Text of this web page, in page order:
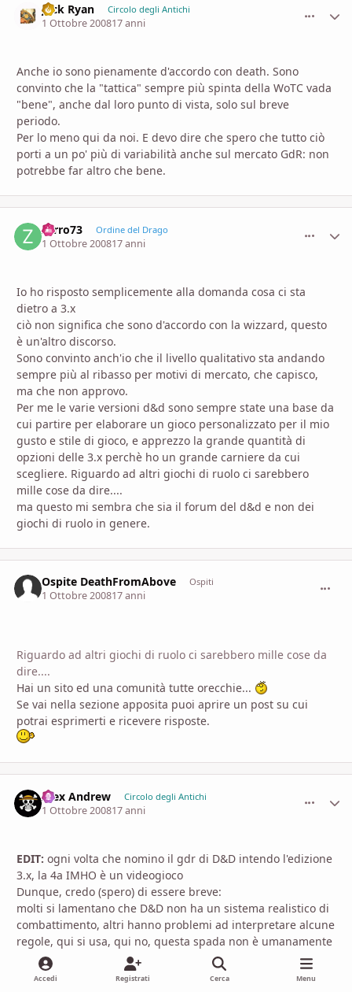
Jack Ryan Circolo degli Antichi
1 Ottobre 200817 anni
Anche io sono pienamente d'accordo con death. Sono
convinto che la "tattica" sempre più spinta della WoTC vada
"bene", anche dal loro punto di vista, solo sul breve
periodo.
Per lo meno qui da noi. E devo dire che spero che tutto ciò
porti a un po' più di variabilità anche sul mercato GdR: non
potrebbe far altro che bene.
zarro73 Ordine del Drago
1 Ottobre 200817 anni
Io ho risposto semplicemente alla domanda cosa ci sta
dietro a 3.x
ciò non significa che sono d'accordo con la wizzard, questo
è un'altro discorso.
Sono convinto anch'io che il livello qualitativo sta andando
sempre più al ribasso per motivi di mercato, che capisco,
ma che non approvo.
Per me le varie versioni d&d sono sempre state una base da
cui partire per elaborare un gioco personalizzato per il mio
gusto e stile di gioco, e apprezzo la grande quantità di
opzioni delle 3.x perchè ho un grande carniere da cui
scegliere. Riguardo ad altri giochi di ruolo ci sarebbero
mille cose da dire....
ma questo mi sembra che sia il forum del d&d e non dei
giochi di ruolo in genere.
Ospite DeathFromAbove Ospiti
1 Ottobre 200817 anni
Riguardo ad altri giochi di ruolo ci sarebbero mille cose da
dire....
Hai un sito ed una comunità tutte orecchie...
Se vai nella sezione apposita puoi aprire un post su cui
potrai esprimerti e ricevere risposte.
Alex Andrew Circolo degli Antichi
1 Ottobre 200817 anni
EDIT: ogni volta che nomino il gdr di D&D intendo l'edizione
3.x, la 4a IMHO è un videogioco
Dunque, credo (spero) di essere breve:
molti si lamentano che D&D non ha un sistema realistico di
combattimento, altri hanno problemi ad interpretare alcune
regole, qui si usa, qui no, questa spada non è umanamente
possibile che tolga così poco, ma se cado da
settordicimilatredueunozero metri non posso rimanere in
Accedi Registrati Cerca Menu